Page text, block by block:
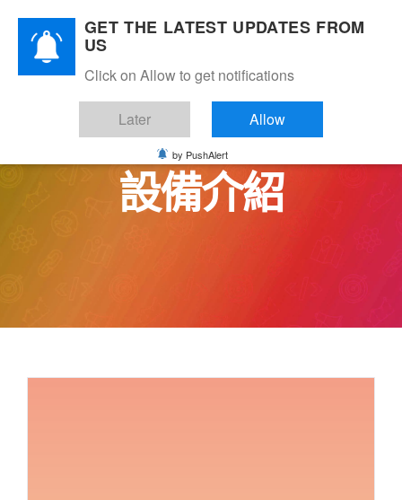
Skip
content
設備介紹
GET THE LATEST UPDATES FROM
US
Click on Allow to get notifications
Later Allow
by PushAlert